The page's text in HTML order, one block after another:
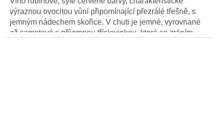
výraznou ovocitou vůní připomínající přezrálé třešně, s
jemným nádechem skořice. V chuti je jemné, vyrovnané
až sametové s příjemnou tříslovinkou, která se zráním